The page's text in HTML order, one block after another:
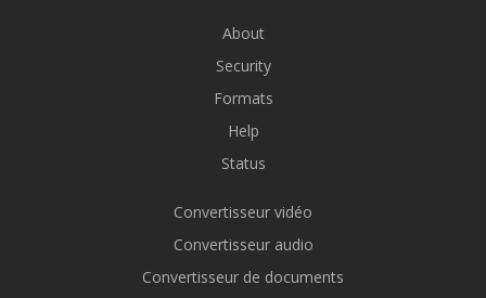
About
Security
Formats
Help
Status
Convertisseur vidéo
Convertisseur audio
Convertisseur de documents